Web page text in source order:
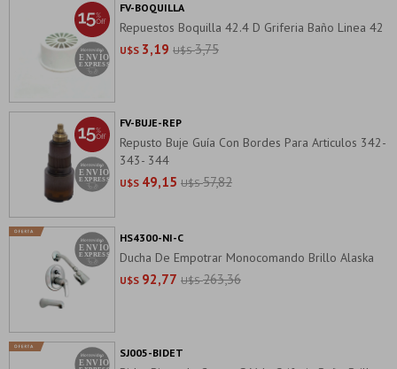
Repuestos Boquilla 42.4 D Griferia Baño Linea 42
U$S 3,19 U$S 3,75
FV-BOQUILLA
Repusto Buje Guía Con Bordes Para Articulos 342-
343- 344
U$S 49,15 U$S 57,82
FV-BUJE-REP
Ducha De Empotrar Monocomando Brillo Alaska
U$S 92,77 U$S 263,36
HS4300-NI-C
SJ005-BIDET